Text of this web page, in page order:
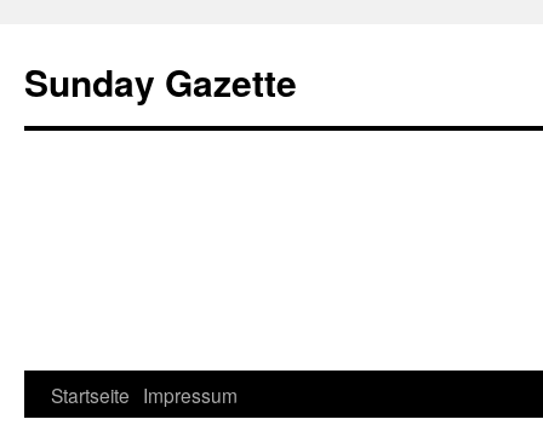
Sunday Gazette
Skip
Startseite Impressum